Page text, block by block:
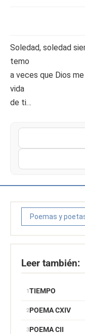
Soledad, soledad
temo
a veces que Dios
vida
de ti…
Poemas y
Leer también:
TIEMPO
POEMA CXIV
POEMA CII